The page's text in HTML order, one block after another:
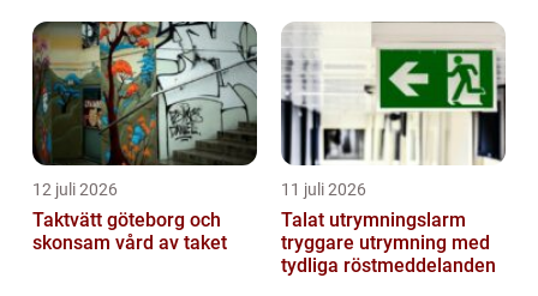
12 juli 2026
Taktvätt göteborg och
skonsam vård av taket
11 juli 2026
Talat utrymningslarm
tryggare utrymning med
tydliga röstmeddelanden